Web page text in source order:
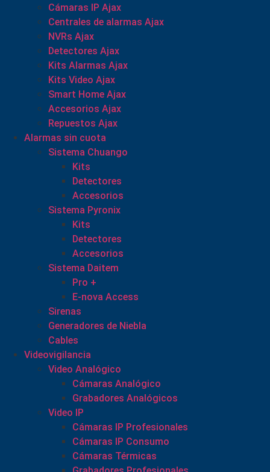
Cámaras IP Ajax
Centrales de alarmas Ajax
NVRs Ajax
Detectores Ajax
Kits Alarmas Ajax
Kits Video Ajax
Smart Home Ajax
Accesorios Ajax
Repuestos Ajax
Alarmas sin cuota
Sistema Chuango
Kits
Detectores
Accesorios
Sistema Pyronix
Kits
Detectores
Accesorios
Sistema Daitem
Pro +
E-nova Access
Sirenas
Generadores de Niebla
Cables
Videovigilancia
Video Analógico
Cámaras Analógico
Grabadores Analógicos
Video IP
Cámaras IP Profesionales
Cámaras IP Consumo
Cámaras Térmicas